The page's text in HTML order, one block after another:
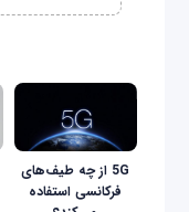
5G از چه طیف‌های
فرکانسی استفاده